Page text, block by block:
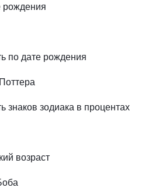
рождения
по дате рождения
знаков зодиака в процентах
возраст